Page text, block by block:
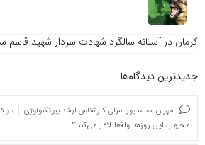
کرمان در آستانه سالگرد شهادت سردار شهید قاسم
جدیدترین دیدگاه‌‌ها
مهران محمدپور سرای کارشناس ارشد بیوتکنولوژی در
محبوب این روزها واقعا لاغر می‌کند؟